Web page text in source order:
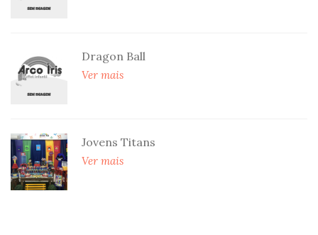
Dragon Ball
Ver mais
Jovens Titans
Ver mais